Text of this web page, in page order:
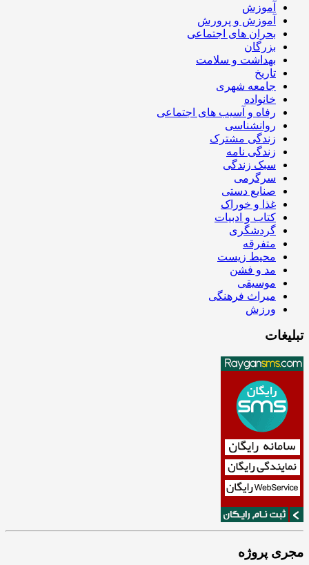
آموزش
آموزش و پرورش
بحران های اجتماعی
بزرگان
بهداشت و سلامت
تاریخ
جامعه شهری
خانواده
رفاه و آسیب های اجتماعی
روانشناسی
زندگی مشترک
زندگی نامه
سبک زندگی
سرگرمی
صنایع دستی
غذا و خوراک
کتاب و ادبیات
گردشگری
متفرقه
محیط زیست
مد و فشن
موسیقی
میراث فرهنگی
ورزش
تبلیغات
مجری پروژه